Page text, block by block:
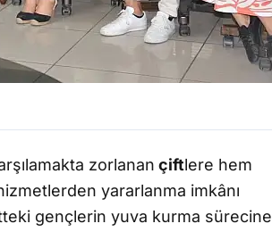
zorlanan çiftlere hem
yararlanma imkânı
gençlerin yuva kurma sürecine